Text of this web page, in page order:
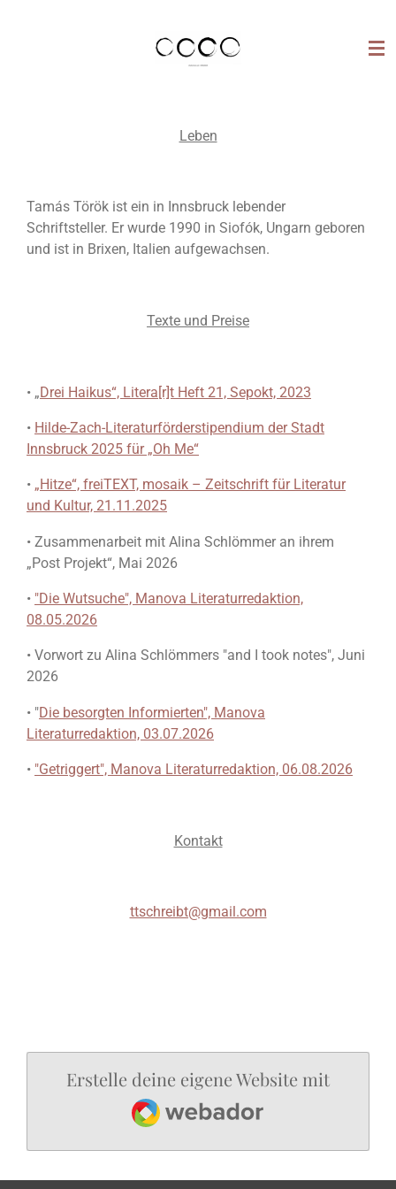
Leben
Tamás Török ist ein in Innsbruck lebender
Schriftsteller. Er wurde 1990 in Siofók, Ungarn geboren
und ist in Brixen, Italien aufgewachsen.
Texte und Preise
• „Drei Haikus“, Litera[r]t Heft 21, Sepokt, 2023
• Hilde-Zach-Literaturförderstipendium der Stadt
Innsbruck 2025 für „Oh Me“
• „Hitze“, freiTEXT, mosaik – Zeitschrift für Literatur
und Kultur, 21.11.2025
• Zusammenarbeit mit Alina Schlömmer an ihrem
„Post Projekt“, Mai 2026
• "Die Wutsuche", Manova Literaturredaktion,
08.05.2026
• Vorwort zu Alina Schlömmers "and I took notes", Juni
2026
• "Die besorgten Informierten", Manova
Literaturredaktion, 03.07.2026
• "Getriggert", Manova Literaturredaktion, 06.08.2026
Kontakt
ttschreibt@gmail.com
Erstelle deine eigene Website mit
Webador